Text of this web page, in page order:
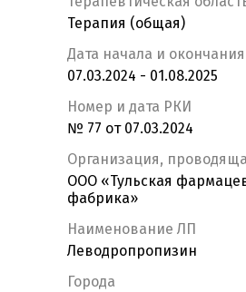
Терапия (общая)
Дата начала и
07.03.2024 - 01.08.2025
Номер и дата РКИ
№ 77 от 07.03.2024
Организация,
ООО «Тульская
фабрика»
Наименование ЛП
Леводропропизин
Города